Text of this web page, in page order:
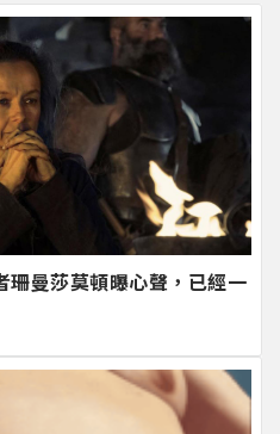
珊曼莎莫頓曝心聲，已經一